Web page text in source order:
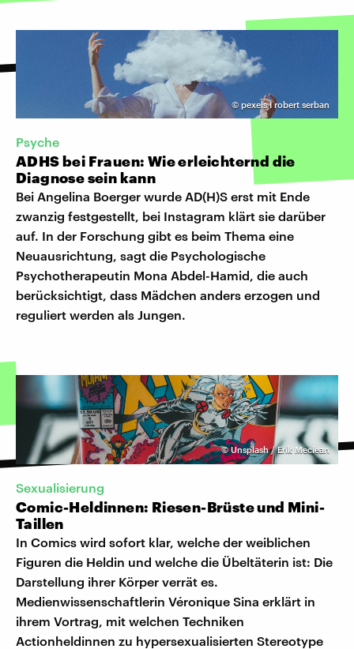
© pexels I robert serban
Psyche
ADHS bei Frauen: Wie erleichternd die
Diagnose sein kann
Bei Angelina Boerger wurde AD(H)S erst mit Ende
zwanzig festgestellt, bei Instagram klärt sie darüber
auf. In der Forschung gibt es beim Thema eine
Neuausrichtung, sagt die Psychologische
Psychotherapeutin Mona Abdel-Hamid, die auch
berücksichtigt, dass Mädchen anders erzogen und
reguliert werden als Jungen.
©Unsplash / Erik Meclean
Sexualisierung
Comic-Heldinnen: Riesen-Brüste und Mini-
Taillen
In Comics wird sofort klar, welche der weiblichen
Figuren die Heldin und welche die Übeltäterin ist: Die
Darstellung ihrer Körper verrät es.
Medienwissenschaftlerin Véronique Sina erklärt in
ihrem Vortrag, mit welchen Techniken
Actionheldinnen zu hypersexualisierten Stereotype